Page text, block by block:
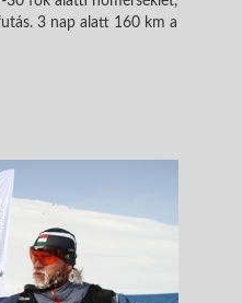
3 nap alatt 160 km a